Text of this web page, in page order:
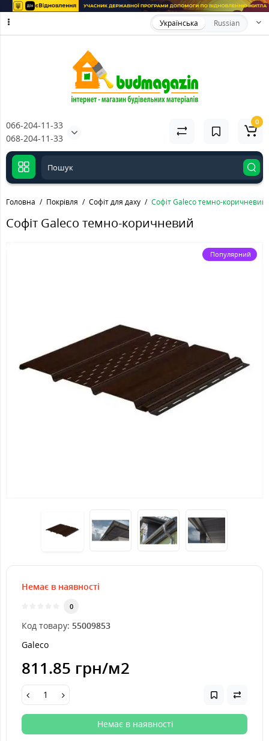
Українська Russian
066-204-11-33
068-204-11-33
0
Головна Покрівля Софіт для даху Софіт Galeco темно-коричневий
Софіт Galeco темно-коричневий
Популярний
Немає в наявності
0
Код товару: 55009853
Galeco
811.85 грн/м2
Немає в наявності